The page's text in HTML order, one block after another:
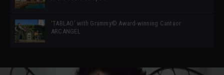
‘TABLAO’ with Grammy© Award-winning Cantaor
ARCANGEL